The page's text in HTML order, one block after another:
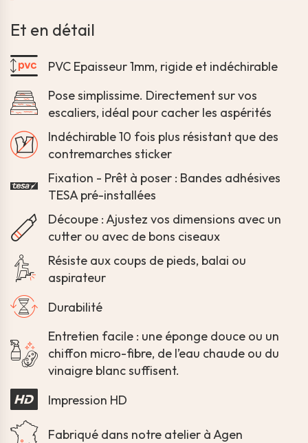
Et en détail
PVC Epaisseur 1mm, rigide et indéchirable
Pose simplissime. Directement sur vos
escaliers, idéal pour cacher les aspérités
Indéchirable 10 fois plus résistant que des
contremarches sticker
Fixation - Prêt à poser : Bandes adhésives
TESA pré-installées
Découpe : Ajustez vos dimensions avec un
cutter ou avec de bons ciseaux
Résiste aux coups de pieds, balai ou
aspirateur
Durabilité
Entretien facile : une éponge douce ou un
chiffon micro-fibre, de l’eau chaude ou du
vinaigre blanc suffisent.
Impression HD
Fabriqué dans notre atelier à Agen